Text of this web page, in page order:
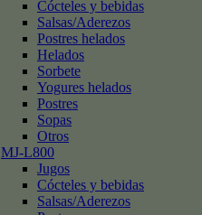
Cócteles y bebidas
Salsas/Aderezos
Postres helados
Helados
Sorbete
Yogures helados
Postres
Sopas
Otros
MJ-L800
Jugos
Cócteles y bebidas
Salsas/Aderezos